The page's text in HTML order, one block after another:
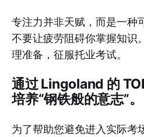
专注力并非天赋，而是一种
不要让疲劳阻碍你掌握知识
理准备，征服托业考试。
通过 Lingoland 的
培养“钢铁般的意志”。
为了帮助您避免进入实际考